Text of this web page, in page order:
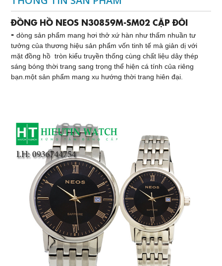
ĐỒNG HỒ NEOS N30859M-SM02 CẶP ĐÔI
-dòng sản phẩm mang hơi thở xứ hàn như thấm nhuần tư
tưởng của thương hiệu sản phẩm vốn tinh tế mà giản dị với
mặt đồng hồ tròn kiểu truyền thống cùng chất liệu dây thép
sáng bóng thời trang sang trọng thể hiện cá tính của riêng
bạn.một sản phẩm mang xu hướng thời trang hiên đại.